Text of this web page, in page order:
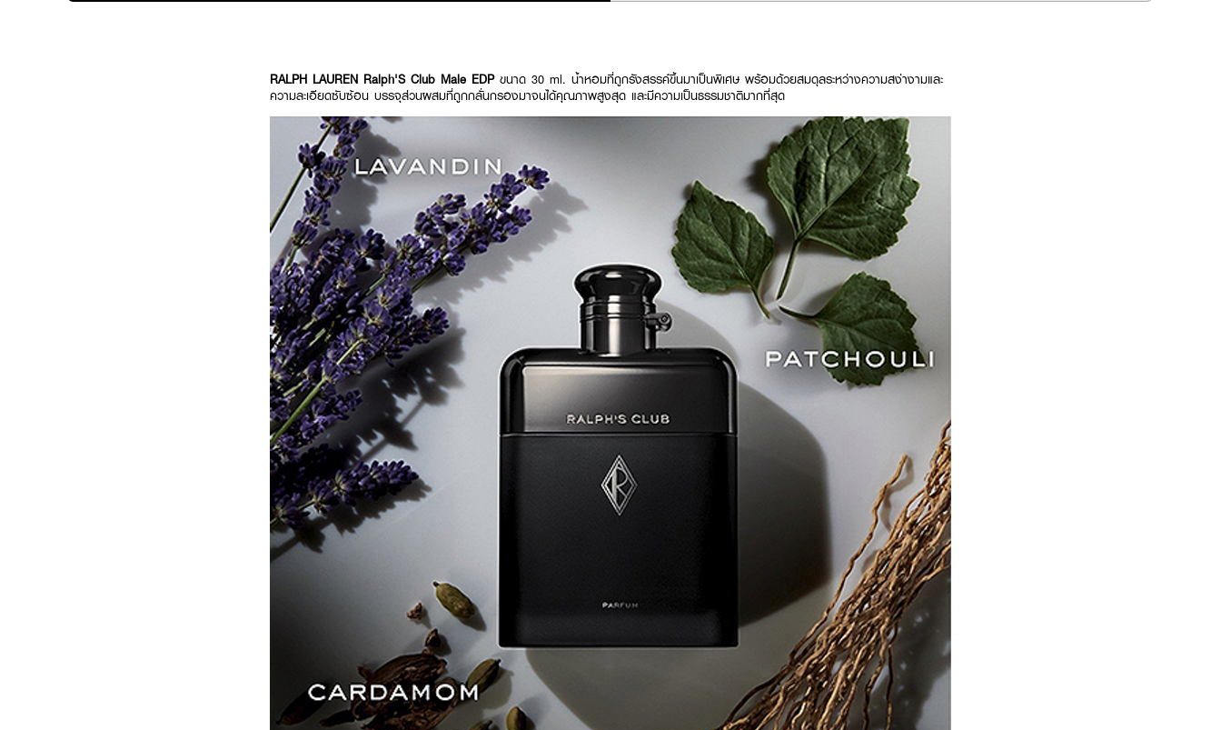
RALPH LAUREN Ralph'S Club Male EDPขนาด 30 ml. น้ำหอมที่ถูกรังสรรค์ขึ้นมาเป็นพิเศษ พร้อมด้วยสมดุลระหว่างความสง่างามและ
ความละเอียดซับซ้อน บรรจุส่วนผสมที่ถูกกลั่นกรองมาจนได้คุณภาพสูงสุด และมีความเป็นธรรมชาติมากที่สุด